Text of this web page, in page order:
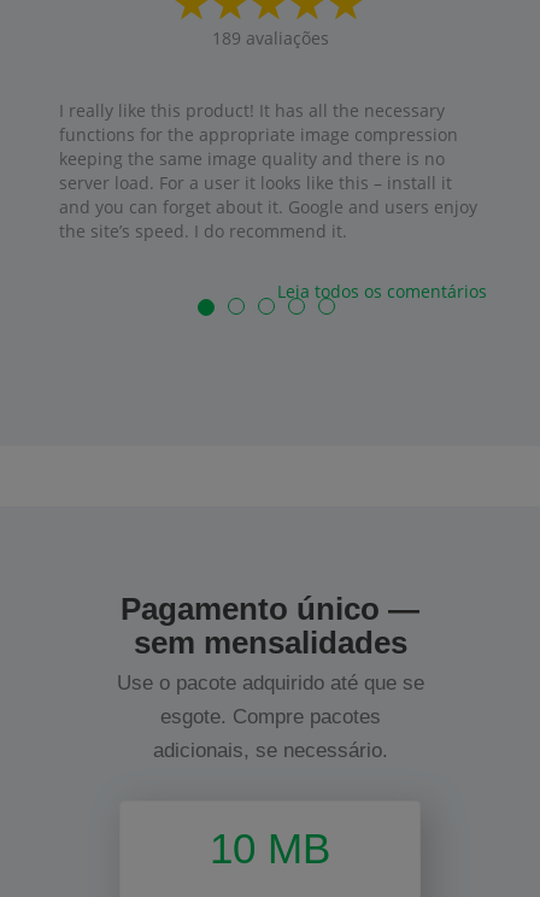
189 avaliações
I really like this product! It has all the necessary
functions for the appropriate image compression
keeping the same image quality and there is no
server load. For a user it looks like this – install it
and you can forget about it. Google and users enjoy
the site’s speed. I do recommend it.
Leia todos os comentários
Pagamento único —
sem mensalidades
Use o pacote adquirido até que se
esgote. Compre pacotes
adicionais, se necessário.
10 MB